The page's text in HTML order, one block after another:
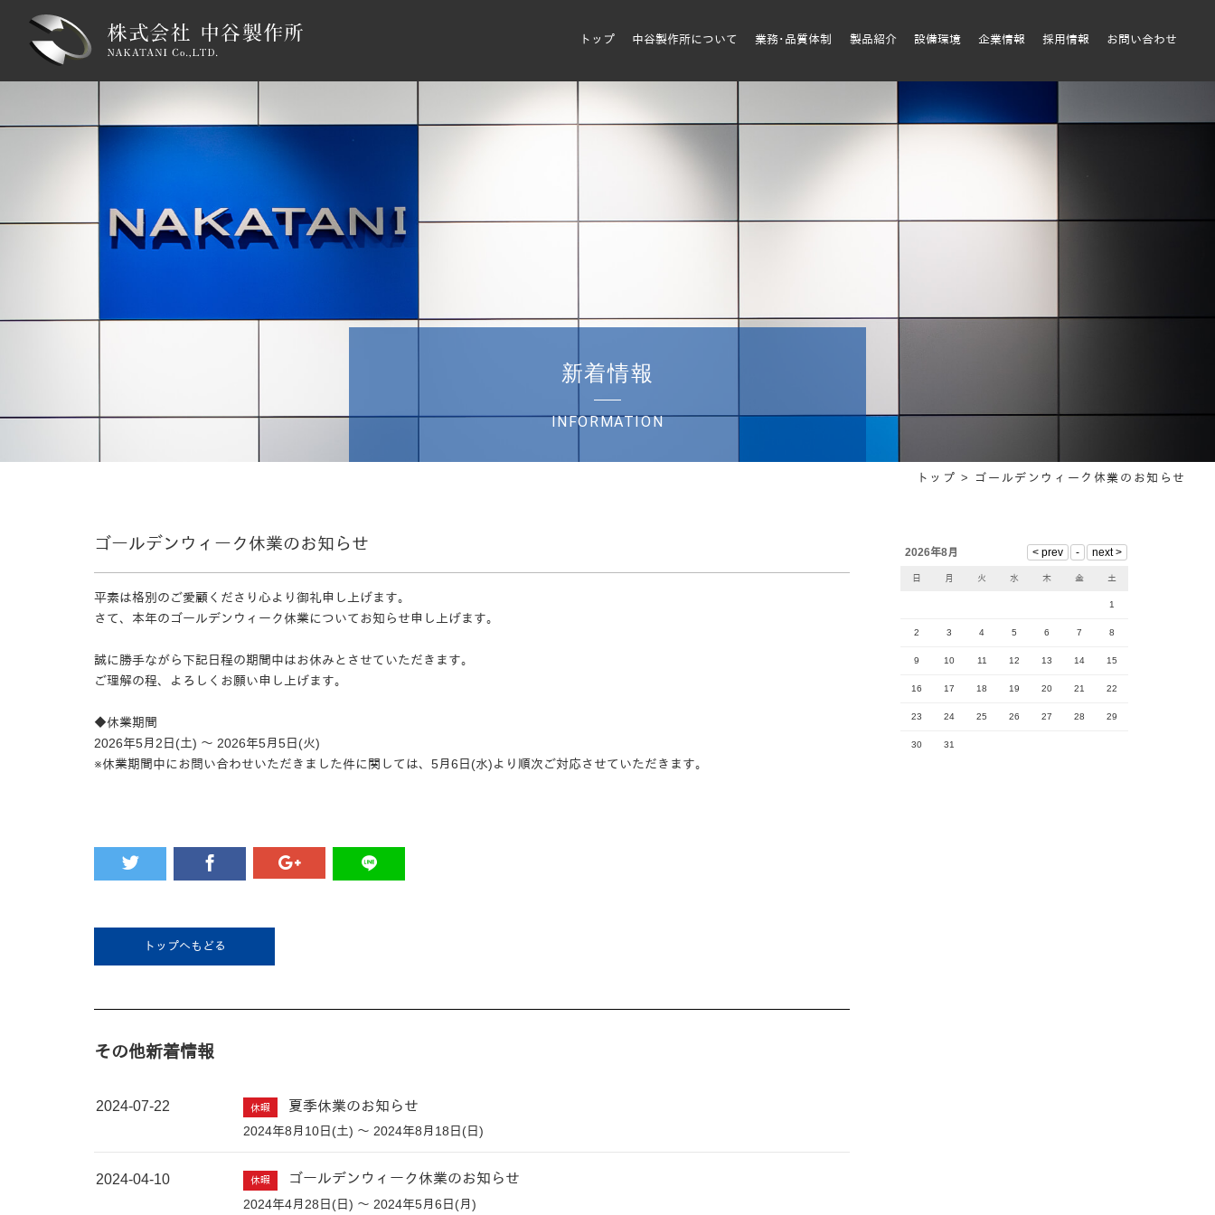
トップ 中谷製作所について 業務･品質体制 製品紹介 設備環境 企業情報 採用情報 お問い合わせ
新着情報
INFORMATION
トップ > ゴールデンウィーク休業のお知らせ
ゴールデンウィーク休業のお知らせ
平素は格別のご愛顧くださり心より御礼申し上げます。
さて、本年のゴールデンウィーク休業についてお知らせ申し上げます。
誠に勝手ながら下記日程の期間中はお休みとさせていただきます。
ご理解の程、よろしくお願い申し上げます。
◆休業期間
2026年5月2日(土) ～ 2026年5月5日(火)
※休業期間中にお問い合わせいただきました件に関しては、5月6日(水)より順次ご対応させていただきます。
トップへもどる
その他新着情報
2024-07-22 休暇 夏季休業のお知らせ
2024年8月10日(土) ～ 2024年8月18日(日)
2024-04-10 休暇 ゴールデンウィーク休業のお知らせ
2024年4月28日(日) ～ 2024年5月6日(月)
2026年8月
日 月 火 水 木 金 土
1
2 3 4 5 6 7 8
9 10 11 12 13 14 15
16 17 18 19 20 21 22
23 24 25 26 27 28 29
30 31